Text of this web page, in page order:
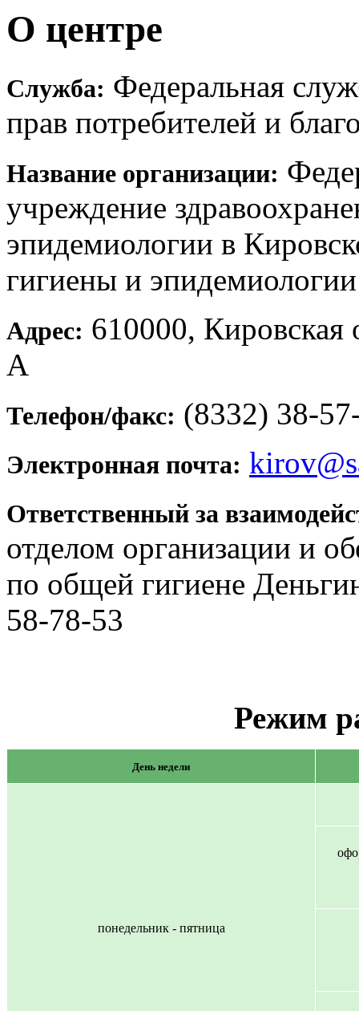
О центре
Служба: Федеральная
прав потребителей и
Название организации:
учреждение
эпидемиологии в
гигиены и
Адрес: 610000,
А
Телефон/факс: (8332) 38-
Электронная почта:
Ответственный за
отделом организации и
по общей гигиене
58-78-53
Режим
День недели
понедельник - пятница